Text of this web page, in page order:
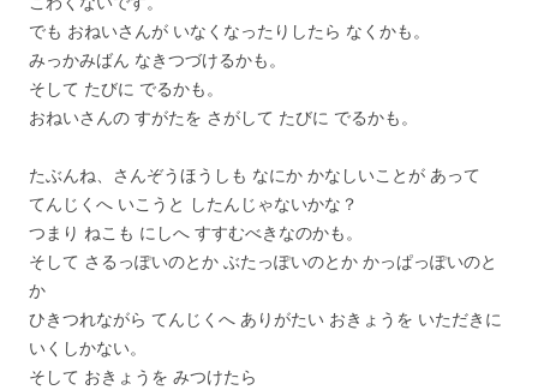
でも おねいさんが いなくなったりしたら なくかも。
みっかみばん なきつづけるかも。
そして たびに でるかも。
おねいさんの すがたを さがして たびに でるかも。
たぶんね、さんぞうほうしも なにか かなしいことが あって
てんじくへ いこうと したんじゃないかな？
つまり ねこも にしへ すすむべきなのかも。
そして さるっぽいのとか ぶたっぽいのとか かっぱっぽいのと
か
ひきつれながら てんじくへ ありがたい おきょうを いただきに
いくしかない。
そして おきょうを みつけたら